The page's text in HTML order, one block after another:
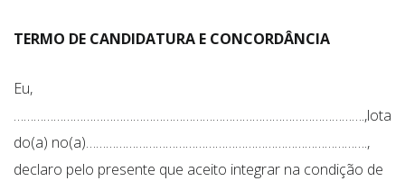
TERMO DE CANDIDATURA E CONCORDÂNCIA
Eu,
…………………………………………………………………………………………….,lota
do(a) no(a)………………………………………………………………………….,
declaro pelo presente que aceito integrar na condição de